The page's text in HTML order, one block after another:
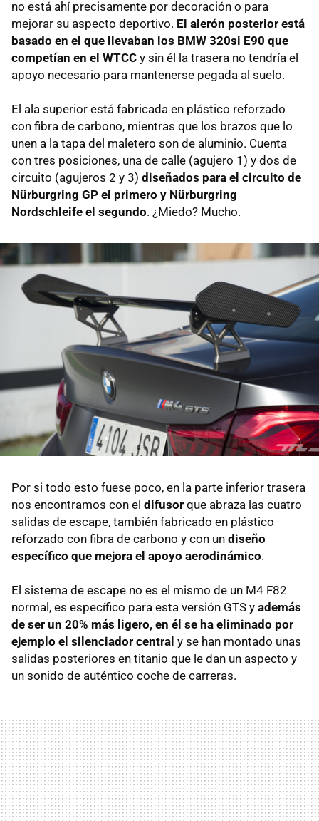
no está ahí precisamente por decoración o para
mejorar su aspecto deportivo. El alerón posterior está
basado en el que llevaban los BMW 320si E90 que
competían en el WTCC y sin él la trasera no tendría el
apoyo necesario para mantenerse pegada al suelo.
El ala superior está fabricada en plástico reforzado
con fibra de carbono, mientras que los brazos que lo
unen a la tapa del maletero son de aluminio. Cuenta
con tres posiciones, una de calle (agujero 1) y dos de
circuito (agujeros 2 y 3) diseñados para el circuito de
Nürburgring GP el primero y Nürburgring
Nordschleife el segundo. ¿Miedo? Mucho.
Por si todo esto fuese poco, en la parte inferior trasera
nos encontramos con el difusor que abraza las cuatro
salidas de escape, también fabricado en plástico
reforzado con fibra de carbono y con un diseño
específico que mejora el apoyo aerodinámico.
El sistema de escape no es el mismo de un M4 F82
normal, es específico para esta versión GTS y además
de ser un 20% más ligero, en él se ha eliminado por
ejemplo el silenciador central y se han montado unas
salidas posteriores en titanio que le dan un aspecto y
un sonido de auténtico coche de carreras.